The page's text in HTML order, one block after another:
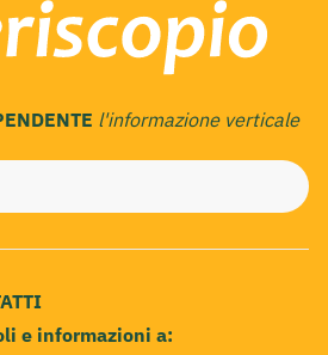
l'informazione verticale
e informazioni a: